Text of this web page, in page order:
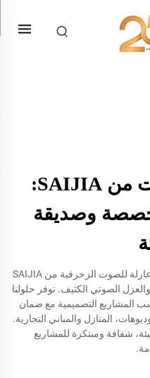
مواد عازلة للصوت من SAIJIA:
وصديقة
حوّل ديكوراتك الداخلية باستخدام مواد عازلة للصوت الزخرفية من SAIJIA
الصوتي الكثيف. توفر حلولنا
المشاريع التصميمية مع ضمان
المنازل والمباني التجارية.
شفافة ومبتكرة للمشاريع